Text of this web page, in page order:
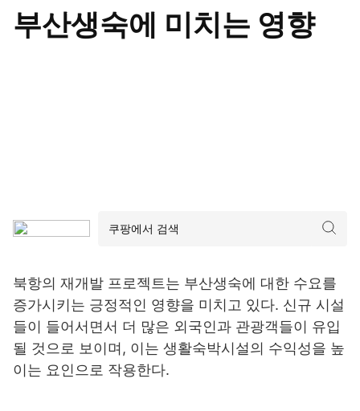
부산생숙에 미치는 영향
북항의 재개발 프로젝트는 부산생숙에 대한 수요를
증가시키는 긍정적인 영향을 미치고 있다. 신규 시설
들이 들어서면서 더 많은 외국인과 관광객들이 유입
될 것으로 보이며, 이는 생활숙박시설의 수익성을 높
이는 요인으로 작용한다.